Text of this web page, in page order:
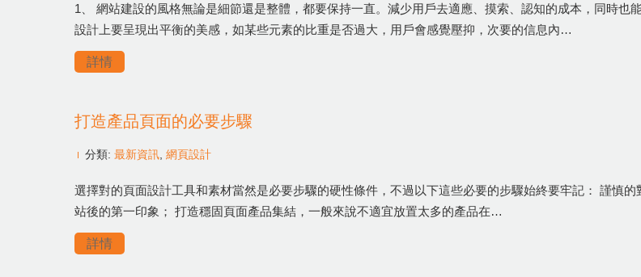
1、 網站建設的風格無論是細節還是整體，都要保持一直。減少用戶去適應、摸索、認知的成本，同時
設計上要呈現出平衡的美感，如某些元素的比重是否過大，用戶會感覺壓抑，次要的信息內…
詳情
打造產品頁面的必要步驟
分類: 最新資訊 網頁設計
選擇對的頁面設計工具和素材當然是必要步驟的硬性條件，不過以下這些必要的步驟始終要牢記： 謹慎
站後的第一印象； 打造穩固頁面產品集結，一般來說不適宜放置太多的產品在…
詳情